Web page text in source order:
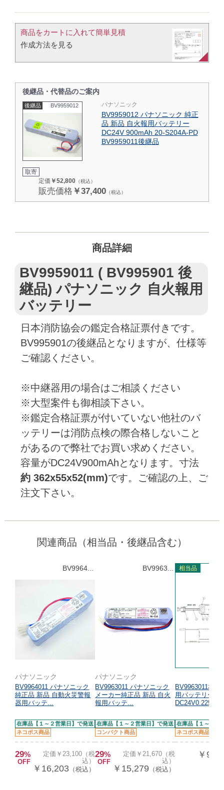
商品をカートに入れて簡単見積​
作成方法を見る​​
後継品・代替品のご案内
後継品 BV9959012 パナソニック
BV9959012 パナソニック 純正
品 新品 自火報用バッテリー
DC24V 900mAh 20-S204A-PD
BV9959011後継品
取寄
定価 ￥52,800 （税込）
販売価格 ￥37,400 （税込）
商品詳細
BV9959011 ( BV995901 後
継品) パナソニック 自火報用
バッテリー
日本消防協会の鑑定合格証票付きです。
BV995901の後継品となりますが、仕様等
ご確認ください。
※中継器用の場合はご相談ください
※大型案件も御相談下さい。
※鑑定合格証票が付いていない他社のバ
ッテリーは消防点検の際合格しないこと
があるので弊社でお買い求めください。
容量がDC24V900mAhとなります。寸法
約 362x55x52(mm)です。ご確認の上、ご
注文下さい。
関連商品（相当品・後継品含む）
BV9964...
パナソニック
BV9964011 パナソニック
純正品 新品 自動火災警報
器用バッテ...
在庫品【１～２営業日】で発送
ネコポス商品
29%
OFF
定価￥23,100（税
込）
￥16,203 （税込）
BV9963...
パナソニック
BV9963011 パナソニック
メーカー純正品 新品 自火
報用バッテ...
在庫品【１～２営業日】で発送
コンパクト商品
29%
OFF
定価￥21,670（税
込）
￥15,279 （税込）
相当品
BV9963011相当
用バッテリー
DC24V0.225A...
在庫品【１～２営
ネコポス商品
￥